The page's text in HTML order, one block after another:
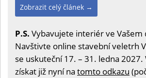
Zobrazit celý článek →
P.S. Vybavujete interiér ve Vašem
Navštivte online stavební veletrh
se uskuteční 17. – 31. ledna 2027.
získat již nyní na tomto odkazu